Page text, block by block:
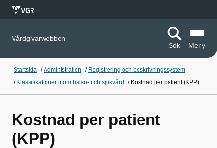
Vårdgivarwebben
Sök
Meny
Startsida /Administration / Registrering och beskrivningssystem
/ Klassifikationer inom hälso- och sjukvård / Kostnad per patient (KPP)
Kostnad per patient
(KPP)